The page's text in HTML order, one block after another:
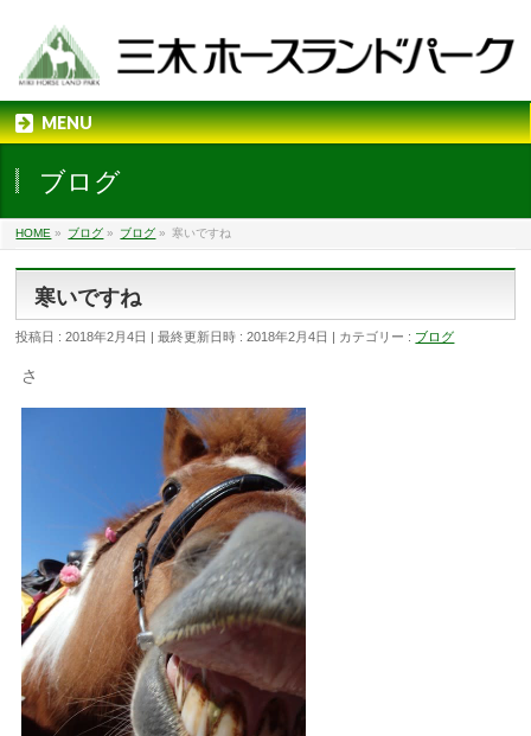
MENU
ブログ
HOME » ブログ » ブログ » 寒いですね
寒いですね
投稿日 : 2018年2月4日 最終更新日時 : 2018年2月4日 カテゴリー : ブログ
さ